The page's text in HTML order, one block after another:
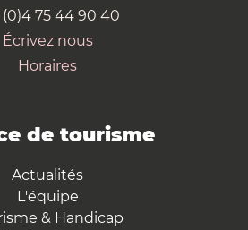
(0)4 75 44 90 40
Écrivez nous
Horaires
de tourisme
Actualités
L'équipe
& Handicap